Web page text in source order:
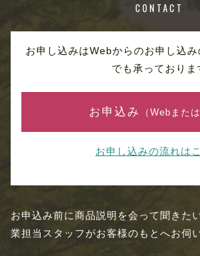
CONTACT
お申し込みはWebからのお申し込
でも承っておりま
お申込み （Webまた
お申し込みの流れは
お申込み前に商品説明を会って聞きた
業担当スタッフがお客様のもとへお伺